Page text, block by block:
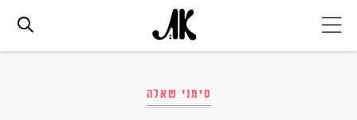
סימני שאלה